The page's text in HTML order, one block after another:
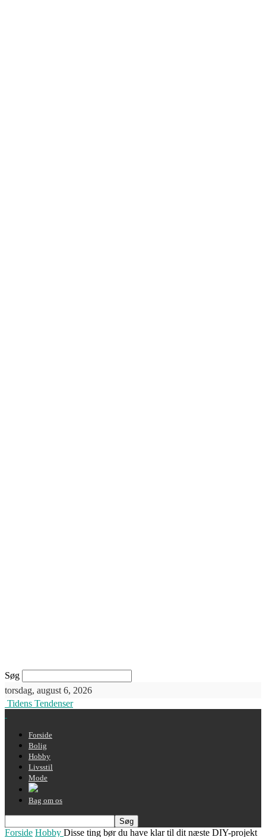
Søg
torsdag, august 6, 2026
Tidens Tendenser
Forside
Bolig
Hobby
Livsstil
Mode
Bag om os
Forside Hobby Disse ting bør du have klar til dit næste DIY-projekt